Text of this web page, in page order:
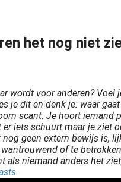
het nog niet
wordt voor anderen?
je dit en denk je: waar
scant. Je hoort
iets schuurt maar je ziet
geen extern bewijs
of te
niemand anders het
.